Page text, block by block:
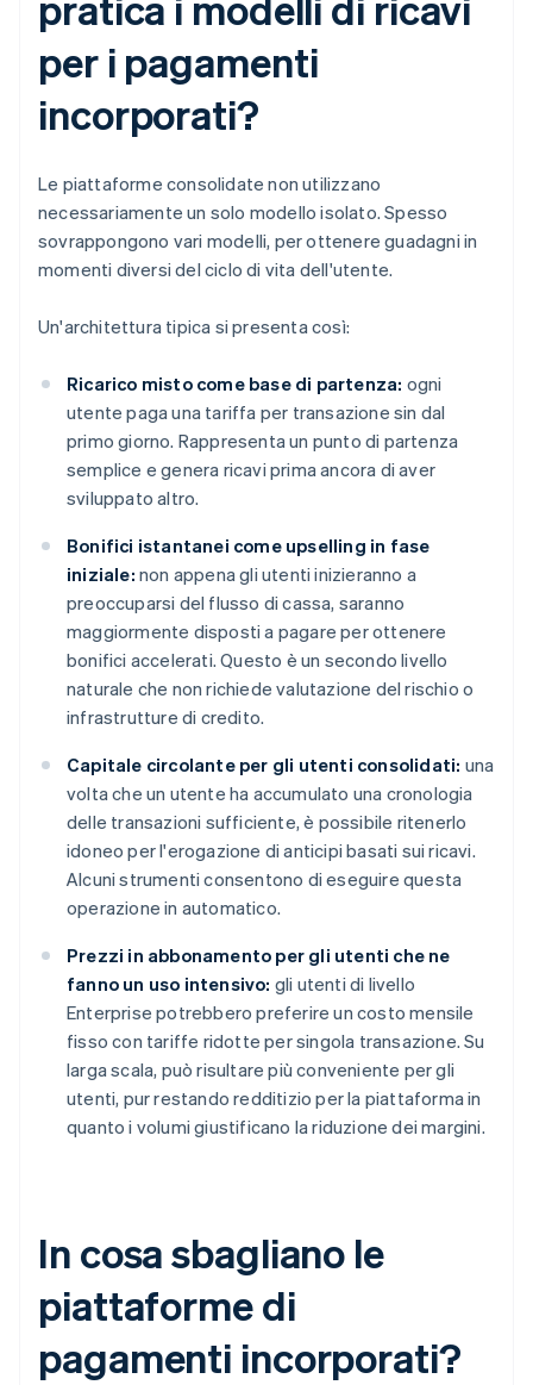
per i pagamenti
incorporati?
Le piattaforme consolidate non utilizzano
necessariamente un solo modello isolato. Spesso
sovrappongono vari modelli, per ottenere guadagni in
momenti diversi del ciclo di vita dell'utente.
Un'architettura tipica si presenta così:
Ricarico misto come base di partenza: ogni
utente paga una tariffa per transazione sin dal
primo giorno. Rappresenta un punto di partenza
semplice e genera ricavi prima ancora di aver
sviluppato altro.
Bonifici istantanei come upselling in fase
iniziale: non appena gli utenti inizieranno a
preoccuparsi del flusso di cassa, saranno
maggiormente disposti a pagare per ottenere
bonifici accelerati. Questo è un secondo livello
naturale che non richiede valutazione del rischio o
infrastrutture di credito.
Capitale circolante per gli utenti consolidati: una
volta che un utente ha accumulato una cronologia
delle transazioni sufficiente, è possibile ritenerlo
idoneo per l'erogazione di anticipi basati sui ricavi.
Alcuni strumenti consentono di eseguire questa
operazione in automatico.
Prezzi in abbonamento per gli utenti che ne
fanno un uso intensivo: gli utenti di livello
Enterprise potrebbero preferire un costo mensile
fisso con tariffe ridotte per singola transazione. Su
larga scala, può risultare più conveniente per gli
utenti, pur restando redditizio per la piattaforma in
quanto i volumi giustificano la riduzione dei margini.
In cosa sbagliano le
piattaforme di
pagamenti incorporati?